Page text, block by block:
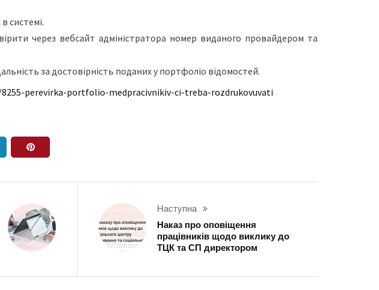
системі.
через вебсайт адміністратора номер виданого провайдером та
за достовірність поданих у портфоліо відомостей.
perevirka-portfolio-medpracivnikiv-ci-treba-rozdrukovuvati
Наступна
Наказ про оповіщення
працівників щодо виклику до
ТЦК та СП директором